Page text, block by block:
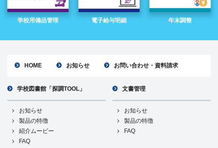
学校用備品管理 電子給与明細 年末調整
HOME お知らせ お問い合わせ・資料請求
学校図書館「探調TOOL」
お知らせ
製品の特徴
紹介ムービー
FAQ
文書管理
お知らせ
製品の特徴
FAQ